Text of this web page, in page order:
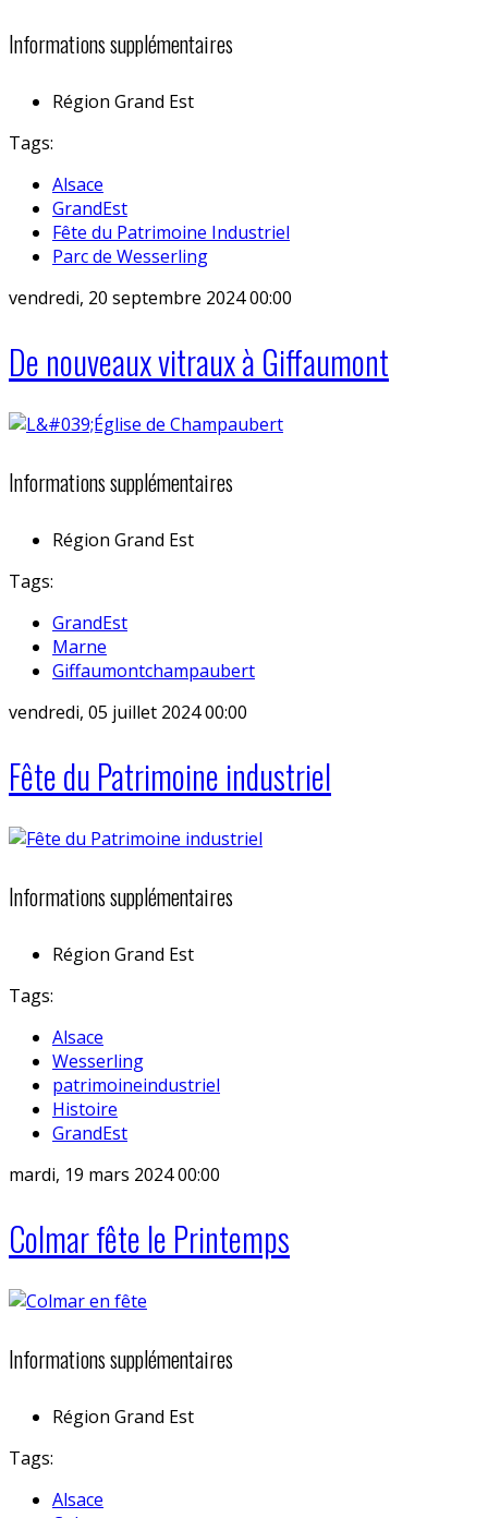
Informations supplémentaires
Région Grand Est
Tags:
Alsace
GrandEst
Fête du Patrimoine Industriel
Parc de Wesserling
vendredi, 20 septembre 2024 00:00
De nouveaux vitraux à Giffaumont
Informations supplémentaires
Région Grand Est
Tags:
GrandEst
Marne
Giffaumontchampaubert
vendredi, 05 juillet 2024 00:00
Fête du Patrimoine industriel
Informations supplémentaires
Région Grand Est
Tags:
Alsace
Wesserling
patrimoineindustriel
Histoire
GrandEst
mardi, 19 mars 2024 00:00
Colmar fête le Printemps
Informations supplémentaires
Région Grand Est
Tags:
Alsace